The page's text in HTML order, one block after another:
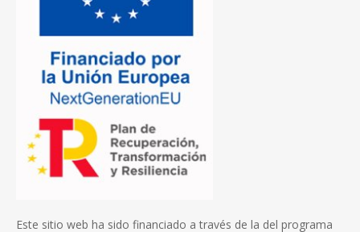
Este sitio web ha sido financiado a través de la del programa